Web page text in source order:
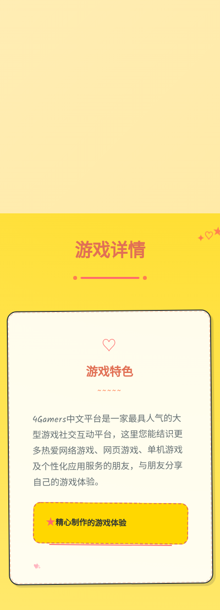
游戏详情
✦♡
♡
游戏特色
~~~~~
4Gamers中文平台是一家最具人气的大
型游戏社交互动平台，这里您能结识更
多热爱网络游戏、网页游戏、单机游戏
及个性化应用服务的朋友，与朋友分享
自己的游戏体验。
★精心制作的游戏体验
♥
✧
→